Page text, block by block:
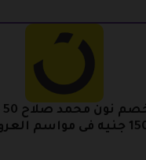
فى مواسم العروض